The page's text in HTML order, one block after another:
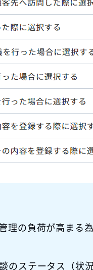
理の負荷が高まる
のステータス（状